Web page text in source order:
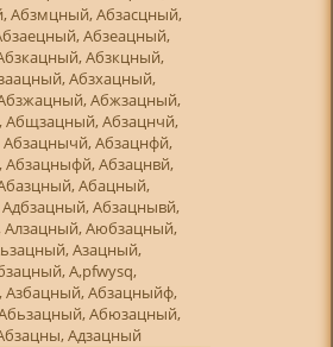
Абзмцный, Абзасцный,
Абзеацный,
Абзкцный,
Абзхацный,
Абжзацный,
Абзацнчй,
Абзацнфй,
Абзацнвй,
Абацный,
Абзацнывй,
Аюбзацный,
Азацный,
А,pfwysq,
Абзацныйф,
Абюзацный,
Адзацный